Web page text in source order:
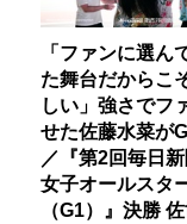
「ファンに選ん
た舞台だからこ
しい」強さでフ
せた佐藤水菜が
／『第2回毎日
女子オールスタ
（G1）』決勝